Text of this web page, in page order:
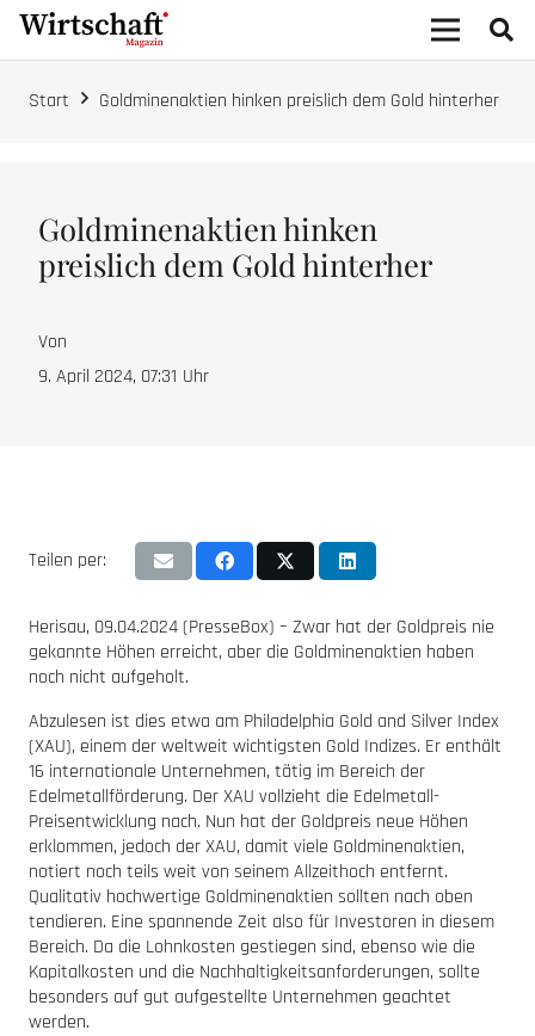
Start Goldminenaktien hinken preislich dem Gold hinterher
Goldminenaktien hinken
preislich dem Gold hinterher
Von
9. April 2024, 07:31 Uhr
Teilen per:
Herisau, 09.04.2024 (PresseBox) – Zwar hat der Goldpreis nie
gekannte Höhen erreicht, aber die Goldminenaktien haben
noch nicht aufgeholt.
Abzulesen ist dies etwa am Philadelphia Gold and Silver Index
(XAU), einem der weltweit wichtigsten Gold Indizes. Er enthält
16 internationale Unternehmen, tätig im Bereich der
Edelmetallförderung. Der XAU vollzieht die Edelmetall-
Preisentwicklung nach. Nun hat der Goldpreis neue Höhen
erklommen, jedoch der XAU, damit viele Goldminenaktien,
notiert noch teils weit von seinem Allzeithoch entfernt.
Qualitativ hochwertige Goldminenaktien sollten nach oben
tendieren. Eine spannende Zeit also für Investoren in diesem
Bereich. Da die Lohnkosten gestiegen sind, ebenso wie die
Kapitalkosten und die Nachhaltigkeitsanforderungen, sollte
besonders auf gut aufgestellte Unternehmen geachtet
werden.